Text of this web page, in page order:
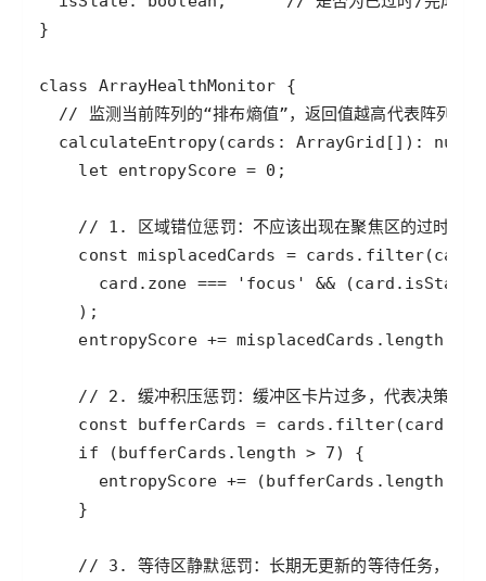
class ArrayHealthMonitor
// 监测当前阵列的“排布熵值”，返回值越高代表阵列越
calculateEntropy(cards : ArrayGrid []):
let
entropyScore = 0
// 1. 区域错位惩罚：不应该出现在聚焦区的过时任务
const misplacedCards = cards . filter(card
card . zone === 'focus' && (card . isStale
entropyScore += misplacedCards . length
// 2. 缓冲积压惩罚：缓冲区卡片过多，代表决策停滞
const
bufferCards = cards . filter(card
if (bufferCards . length > 7
entropyScore += (bufferCards . length
// 3. 等待区静默惩罚：长期无更新的等待任务，会形